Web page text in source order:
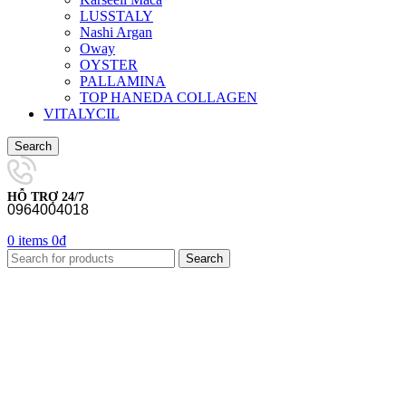
LUSSTALY
Nashi Argan
Oway
OYSTER
PALLAMINA
TOP HANEDA COLLAGEN
VITALYCIL
Search
HỖ TRỢ 24/7
0964004018
0 items 0₫
Search